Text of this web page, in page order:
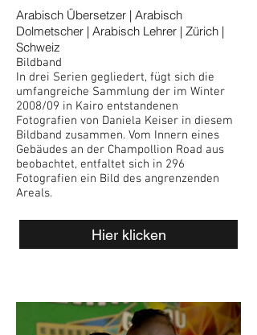
Arabisch Übersetzer | Arabisch
Dolmetscher | Arabisch Lehrer | Zürich |
Schweiz
Bildband
In drei Serien gegliedert, fügt sich die
umfangreiche Sammlung der im Winter
2008/09 in Kairo entstandenen
Fotografien von Daniela Keiser in diesem
Bildband zusammen. Vom Innern eines
Gebäudes an der Champollion Road aus
beobachtet, entfaltet sich in 296
Fotografien ein Bild des angrenzenden
Areals.
Hier klicken